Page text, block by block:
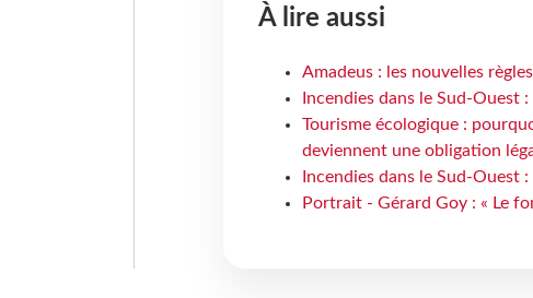
À lire aussi
Amadeus : les nouvelles
Incendies dans le Sud-Ouest
Tourisme écologique :
deviennent une obligation
Incendies dans le Sud-
Portrait - Gérard Goy : « Le